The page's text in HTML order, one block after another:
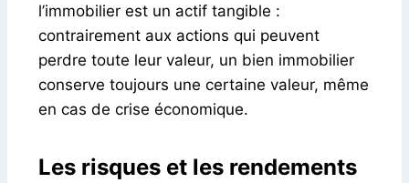
l’immobilier est un actif tangible :
contrairement aux actions qui peuvent
perdre toute leur valeur, un bien immobilier
conserve toujours une certaine valeur, même
en cas de crise économique.
Les risques et les rendements